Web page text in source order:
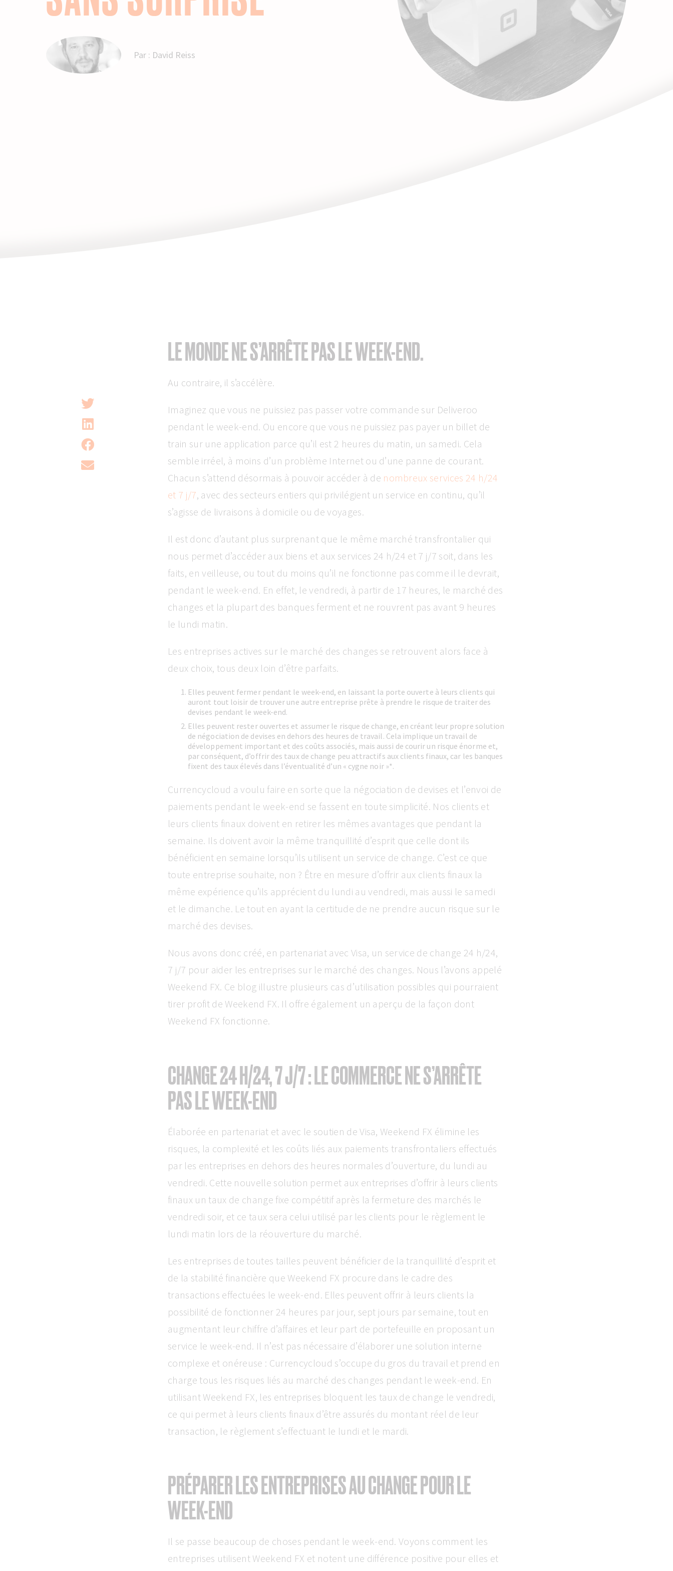
Par : David Reiss
LE MONDE NE S’ARRÊTE PAS LE WEEK-END.
Au contraire, il s’accélère.
Imaginez que vous ne puissiez pas passer votre commande sur Deliveroo
pendant le week-end. Ou encore que vous ne puissiez pas payer un billet de
train sur une application parce qu’il est 2 heures du matin, un samedi. Cela
semble irréel, à moins d’un problème Internet ou d’une panne de courant.
Chacun s’attend désormais à pouvoir accéder à de nombreux services 24 h/24
et 7 j/7, avec des secteurs entiers qui privilégient un service en continu, qu’il
s’agisse de livraisons à domicile ou de voyages.
Il est donc d’autant plus surprenant que le même marché transfrontalier qui
nous permet d’accéder aux biens et aux services 24 h/24 et 7 j/7 soit, dans les
faits, en veilleuse, ou tout du moins qu’il ne fonctionne pas comme il le devrait,
pendant le week-end. En effet, le vendredi, à partir de 17 heures, le marché des
changes et la plupart des banques ferment et ne rouvrent pas avant 9 heures
le lundi matin.
Les entreprises actives sur le marché des changes se retrouvent alors face à
deux choix, tous deux loin d’être parfaits.
Elles peuvent fermer pendant le week-end, en laissant la porte ouverte à leurs clients qui
auront tout loisir de trouver une autre entreprise prête à prendre le risque de traiter des
devises pendant le week-end.
Elles peuvent rester ouvertes et assumer le risque de change, en créant leur propre solution
de négociation de devises en dehors des heures de travail. Cela implique un travail de
développement important et des coûts associés, mais aussi de courir un risque énorme et,
par conséquent, d’offrir des taux de change peu attractifs aux clients finaux, car les banques
fixent des taux élevés dans l’éventualité d’un « cygne noir »*.
Currencycloud a voulu faire en sorte que la négociation de devises et l’envoi de
paiements pendant le week-end se fassent en toute simplicité. Nos clients et
leurs clients finaux doivent en retirer les mêmes avantages que pendant la
semaine. Ils doivent avoir la même tranquillité d’esprit que celle dont ils
bénéficient en semaine lorsqu’ils utilisent un service de change. C’est ce que
toute entreprise souhaite, non ? Être en mesure d’offrir aux clients finaux la
même expérience qu’ils apprécient du lundi au vendredi, mais aussi le samedi
et le dimanche. Le tout en ayant la certitude de ne prendre aucun risque sur le
marché des devises.
Nous avons donc créé, en partenariat avec Visa, un service de change 24 h/24,
7 j/7 pour aider les entreprises sur le marché des changes. Nous l’avons appelé
Weekend FX. Ce blog illustre plusieurs cas d’utilisation possibles qui pourraient
tirer profit de Weekend FX. Il offre également un aperçu de la façon dont
Weekend FX fonctionne.
CHANGE 24 H/24, 7 J/7 : LE COMMERCE NE S’ARRÊTE
PAS LE WEEK-END
Élaborée en partenariat et avec le soutien de Visa, Weekend FX élimine les
risques, la complexité et les coûts liés aux paiements transfrontaliers effectués
par les entreprises en dehors des heures normales d’ouverture, du lundi au
vendredi. Cette nouvelle solution permet aux entreprises d’offrir à leurs clients
finaux un taux de change fixe compétitif après la fermeture des marchés le
vendredi soir, et ce taux sera celui utilisé par les clients pour le règlement le
lundi matin lors de la réouverture du marché.
Les entreprises de toutes tailles peuvent bénéficier de la tranquillité d’esprit et
de la stabilité financière que Weekend FX procure dans le cadre des
transactions effectuées le week-end. Elles peuvent offrir à leurs clients la
possibilité de fonctionner 24 heures par jour, sept jours par semaine, tout en
augmentant leur chiffre d’affaires et leur part de portefeuille en proposant un
service le week-end. Il n’est pas nécessaire d’élaborer une solution interne
complexe et onéreuse : Currencycloud s’occupe du gros du travail et prend en
charge tous les risques liés au marché des changes pendant le week-end. En
utilisant Weekend FX, les entreprises bloquent les taux de change le vendredi,
ce qui permet à leurs clients finaux d’être assurés du montant réel de leur
transaction, le règlement s’effectuant le lundi et le mardi.
PRÉPARER LES ENTREPRISES AU CHANGE POUR LE
WEEK-END
Il se passe beaucoup de choses pendant le week-end. Voyons comment les
entreprises utilisent Weekend FX et notent une différence positive pour elles et